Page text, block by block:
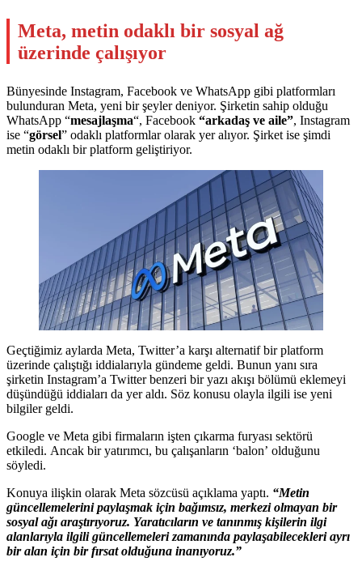
Meta, metin odaklı bir sosyal ağ
üzerinde çalışıyor
Bünyesinde Instagram, Facebook ve WhatsApp gibi platformları
bulunduran Meta, yeni bir şeyler deniyor. Şirketin sahip olduğu
WhatsApp “mesajlaşma“, Facebook “arkadaş ve aile”, Instagram
ise “görsel” odaklı platformlar olarak yer alıyor. Şirket ise şimdi
metin odaklı bir platform geliştiriyor.
Geçtiğimiz aylarda Meta, Twitter’a karşı alternatif bir platform
üzerinde çalıştığı iddialarıyla gündeme geldi. Bunun yanı sıra
şirketin Instagram’a Twitter benzeri bir yazı akışı bölümü eklemeyi
düşündüğü iddiaları da yer aldı. Söz konusu olayla ilgili ise yeni
bilgiler geldi.
Google ve Meta gibi firmaların işten çıkarma furyası sektörü
etkiledi. Ancak bir yatırımcı, bu çalışanların ‘balon’ olduğunu
söyledi.
Konuya ilişkin olarak Meta sözcüsü açıklama yaptı. “Metin
güncellemelerini paylaşmak için bağımsız, merkezi olmayan bir
sosyal ağı araştırıyoruz. Yaratıcıların ve tanınmış kişilerin ilgi
alanlarıyla ilgili güncellemeleri zamanında paylaşabilecekleri ayrı
bir alan için bir fırsat olduğuna inanıyoruz.”